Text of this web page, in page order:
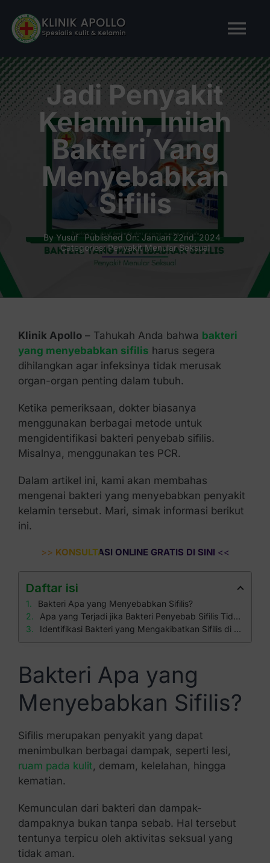
content
BERANDA
TENTANG KAMI
LAYANAN KAMI
Tanya Apollo
Jadi Penyakit
Kelamin, Inilah
Bakteri Yang
Menyebabkan
Sifilis
By Yusuf
Published On: Januari 22nd, 2024
Categories:Penyakit Menular Seksual
Klinik Apollo– Tahukah Anda bahwa bakteri
yang menyebabkan sifilis harus segera
dihilangkan agar infeksinya tidak merusak
organ-organ penting dalam tubuh.
Ketika pemeriksaan, dokter biasanya
menggunakan berbagai metode untuk
mengidentifikasi bakteri penyebab sifilis.
Misalnya, menggunakan tes PCR.
Dalam artikel ini, kami akan membahas
mengenai bakteri yang menyebabkan penyakit
kelamin tersebut. Mari, simak informasi berikut
ini.
>> KONSULTASI ONLINE GRATIS DI SINI <<
Daftar isi
Bakteri Apa yang Menyebabkan Sifilis?
Apa yang Terjadi jika Bakteri Penyebab Sifilis Tidak Diobati?
Identifikasi Bakteri yang Mengakibatkan Sifilis di Klinik Apollo
Bakteri Apa yang
Menyebabkan Sifilis?
Sifilis merupakan penyakit yang dapat
menimbulkan berbagai dampak, seperti lesi,
ruam pada kulit , demam, kelelahan, hingga
kematian.
Kemunculan dari bakteri dan dampak-
dampaknya bukan tanpa sebab. Hal tersebut
tentunya terpicu oleh aktivitas seksual yang
tidak aman.